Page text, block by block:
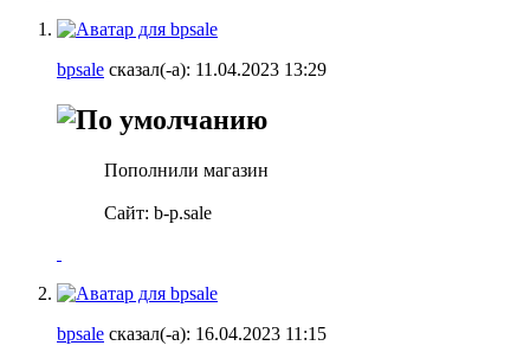
bpsale сказал(-а): 11.04.2023 13:29
Пополнили магазин
Сайт: b-p.sale
bpsale сказал(-а): 16.04.2023 11:15